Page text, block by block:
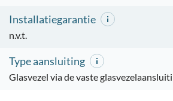
Installatiegarantie
n.v.t.
Type aansluiting
Glasvezel via de vaste